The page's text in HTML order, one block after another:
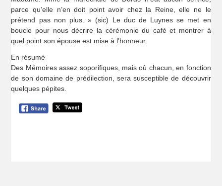
parce qu’elle n’en doit point avoir chez la Reine, elle ne le
prétend pas non plus. » (sic) Le duc de Luynes se met en
boucle pour nous décrire la cérémonie du café et montrer à
quel point son épouse est mise à l’honneur.
En résumé
Des Mémoires assez soporifiques, mais où chacun, en fonction
de son domaine de prédilection, sera susceptible de découvrir
quelques pépites.